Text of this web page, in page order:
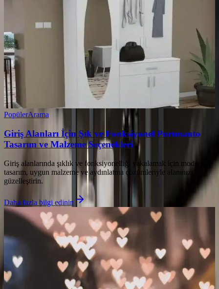
PopülerArama
Giriş Alanları İçin Şık ve Fonksiyonel Portmanto
Tasarım ve Malzeme Seçenekleri
Giriş alanlarında şıklık ve fonksiyonelliği yakalamak için modern
tasarım, uygun malzeme ve aydınlatma çözümleriyle alanınızı
güzelleştirin.
Daha fazla bilgi edinin